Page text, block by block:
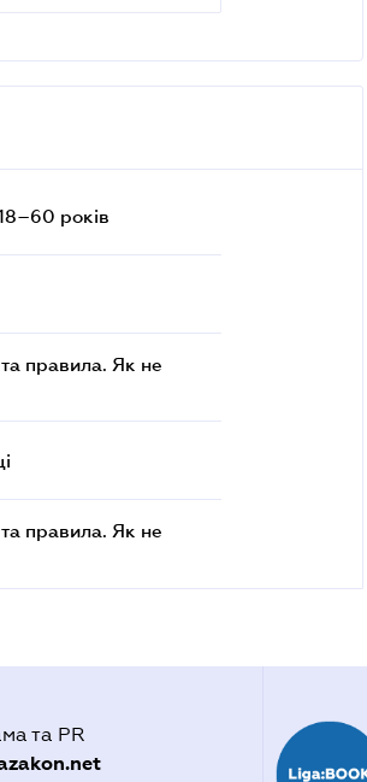
років
та правила. Як не
та правила. Як не
та PR